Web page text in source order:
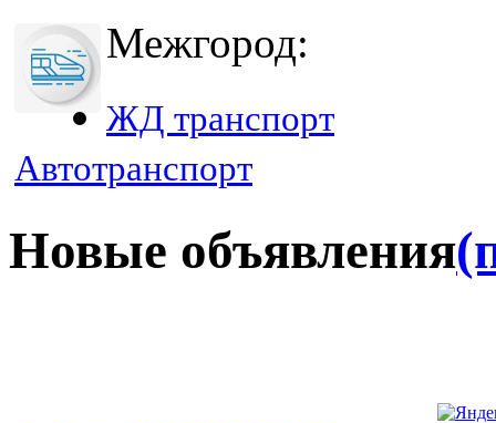
Межгород:
ЖД транспорт
Автотранспорт
Новые объявления